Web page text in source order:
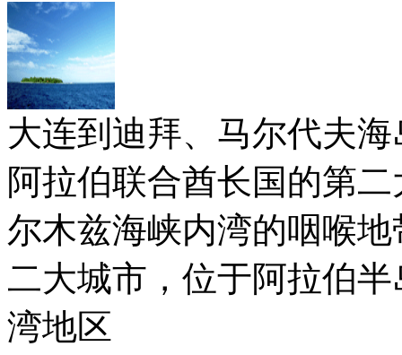
大连到迪拜、马尔代夫
阿拉伯联合酋长国的第
尔木兹海峡内湾的咽喉
二大城市，位于阿拉伯
湾地区